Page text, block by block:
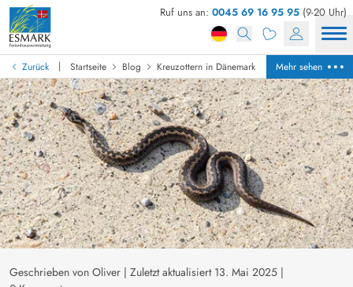
Ruf uns an: 0045 69 16 95 95 (9-20 Uhr)
Zurück | Startseite Blog Kreuzottern in Dänemark Mehr sehen
Geschrieben von Oliver | Zuletzt aktualisiert 13. Mai 2025 |